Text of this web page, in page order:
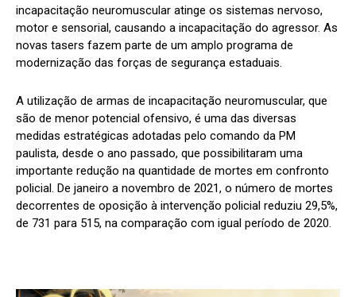
incapacitação neuromuscular atinge os sistemas nervoso,
motor e sensorial, causando a incapacitação do agressor. As
novas tasers fazem parte de um amplo programa de
modernização das forças de segurança estaduais.
A utilização de armas de incapacitação neuromuscular, que
são de menor potencial ofensivo, é uma das diversas
medidas estratégicas adotadas pelo comando da PM
paulista, desde o ano passado, que possibilitaram uma
importante redução na quantidade de mortes em confronto
policial. De janeiro a novembro de 2021, o número de mortes
decorrentes de oposição à intervenção policial reduziu 29,5%,
de 731 para 515, na comparação com igual período de 2020.